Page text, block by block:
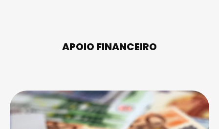
APOIO FINANCEIRO